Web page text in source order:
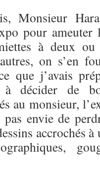
Monsieur
pour
à deux
on s’en
que j’avais
à décider de
au monsieur,
envie de
accrochés à